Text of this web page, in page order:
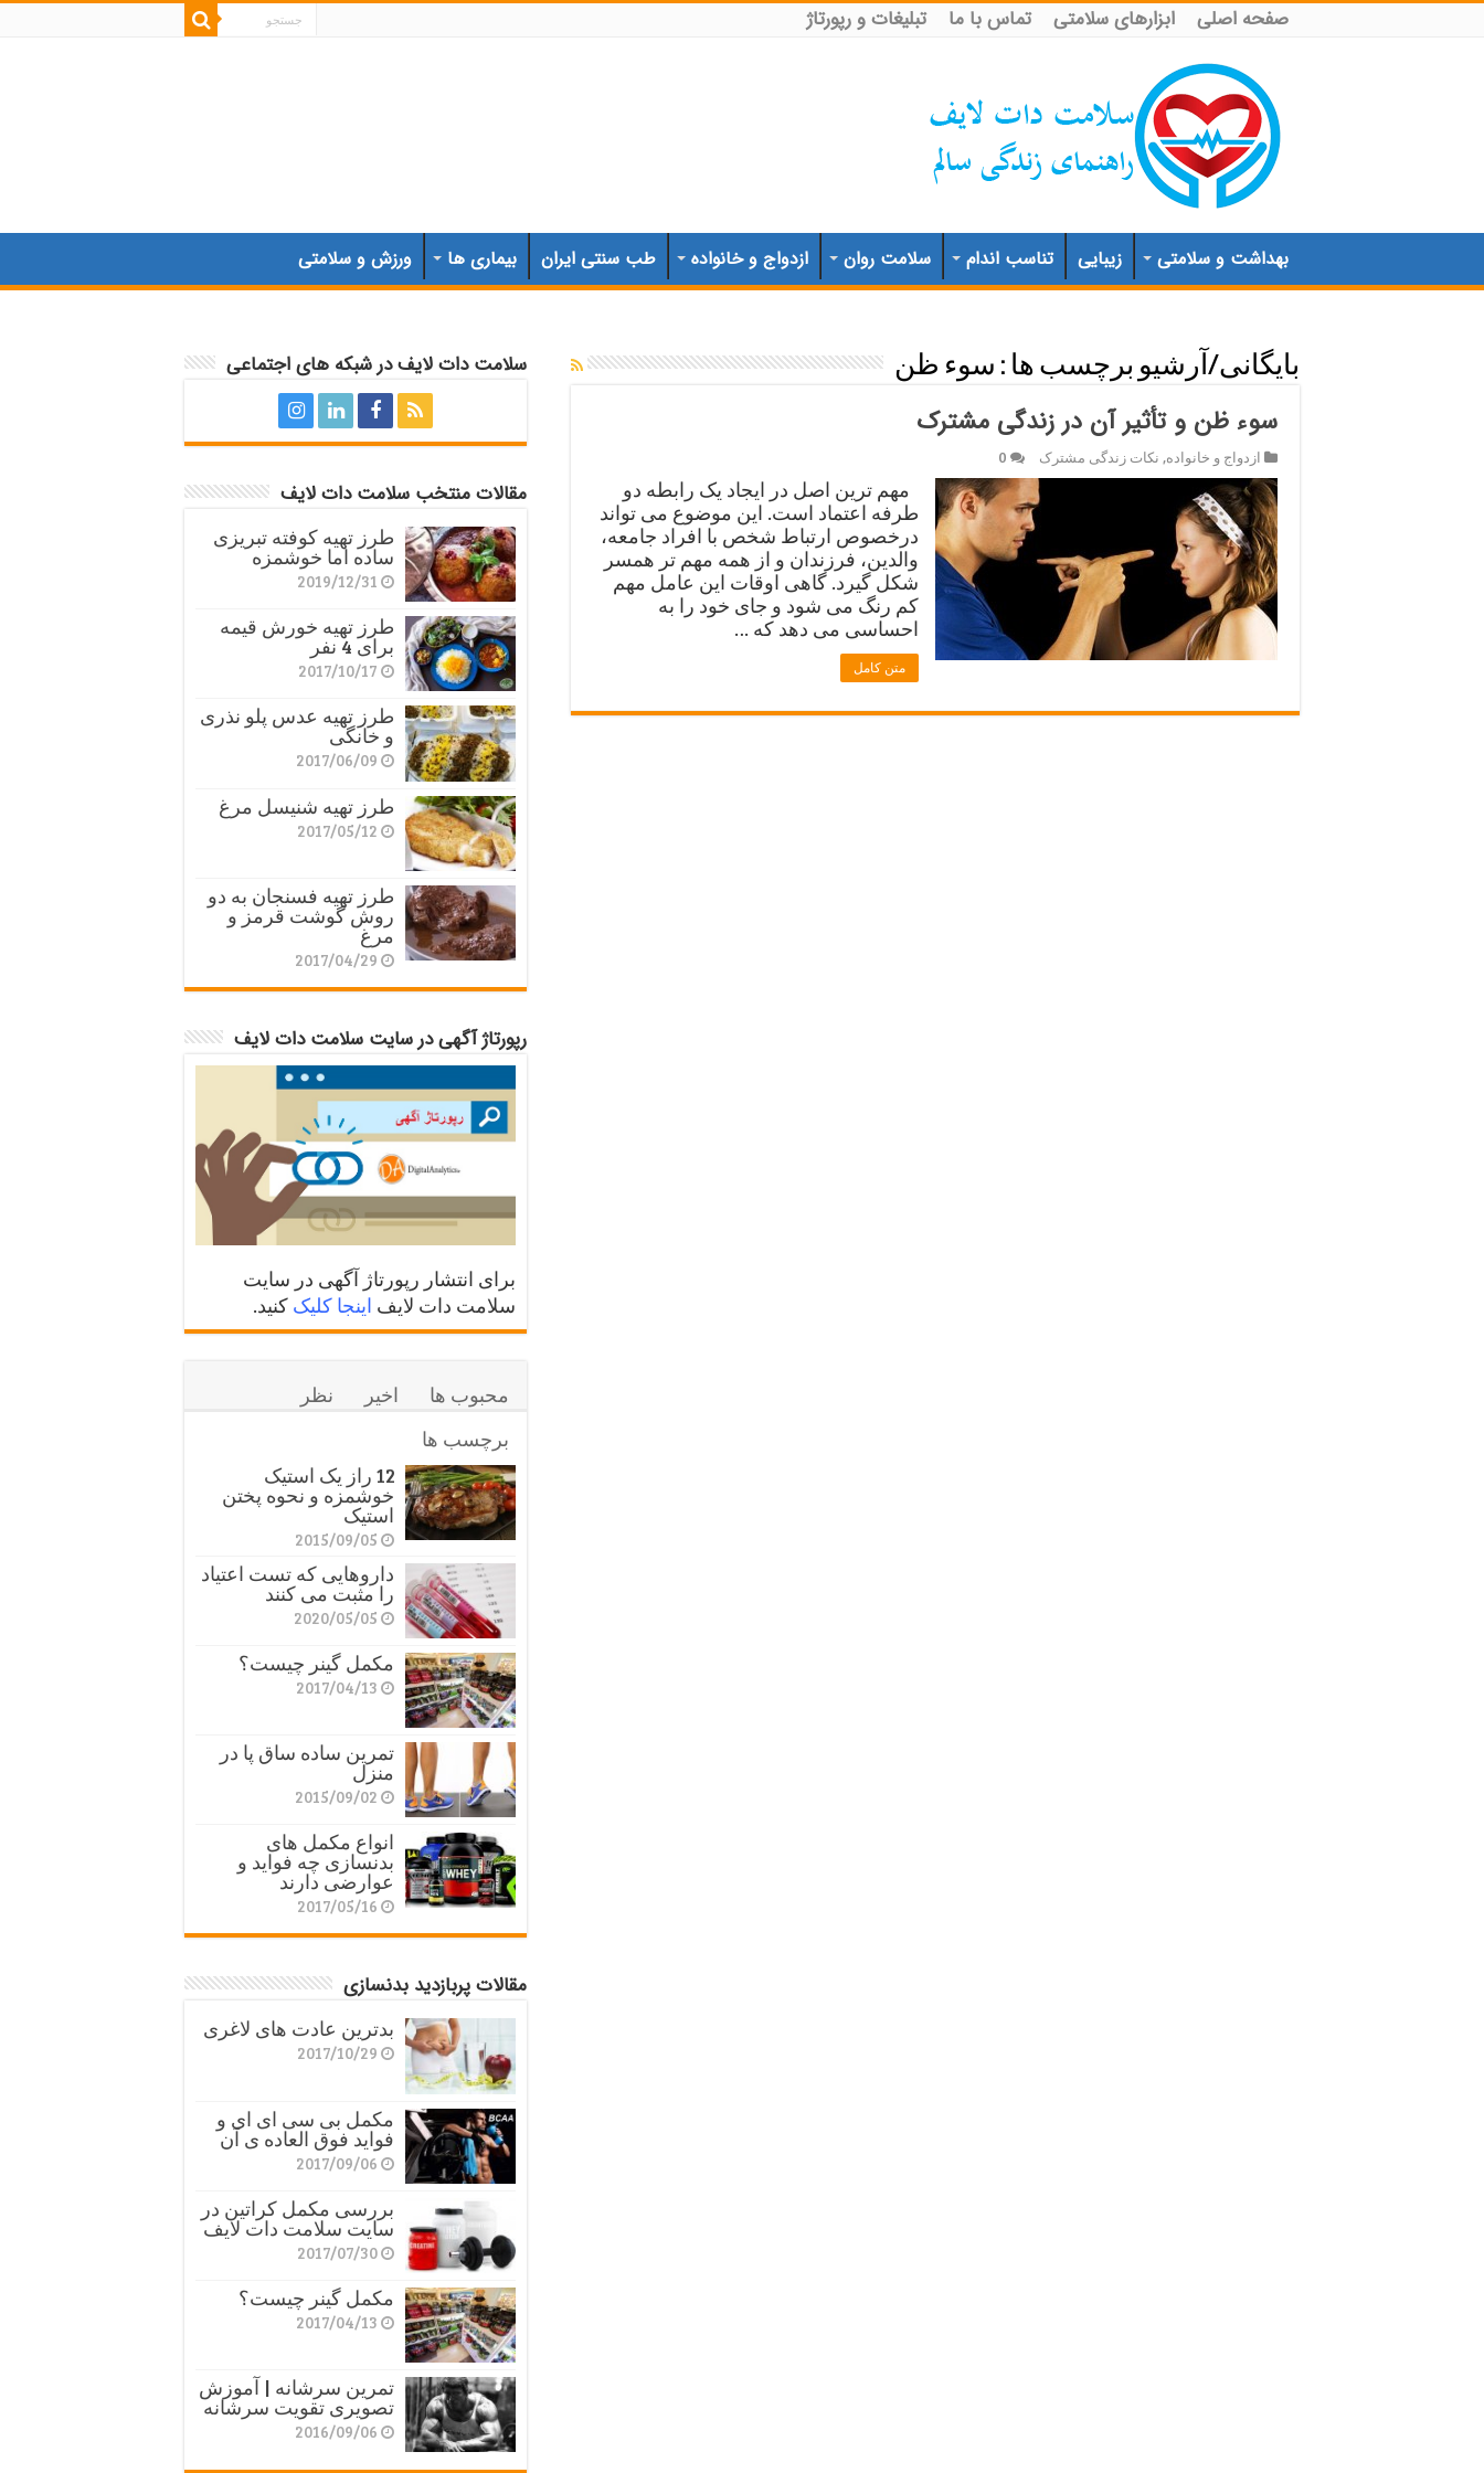
صفحه اصلی ابزارهای سلامتی تماس با ما تبلیغات و رپورتاژ
بهداشت و سلامتی زیبایی تناسب اندام سلامت روان ازدواج و خانواده طب سنتی ایران بیماری ها ورزش و سلامتی
بایگانی/آرشیو برچسب ها : سوء ظن
سوء ظن و تأثیر آن در زندگی مشترک
ازدواج و خانواده, نکات زندگی مشترک 0
مهم ترین اصل در ایجاد یک رابطه دو
طرفه اعتماد است. این موضوع می تواند
درخصوص ارتباط شخص با افراد جامعه،
والدین، فرزندان و از همه مهم تر همسر
شکل گیرد. گاهی اوقات این عامل مهم
کم رنگ می شود و جای خود را به
احساسی می دهد که …
متن کامل
سلامت دات لایف در شبکه های اجتماعی
مقالات منتخب سلامت دات لایف
طرز تهیه کوفته تبریزی
ساده اما خوشمزه
2019/12/31
طرز تهیه خورش قیمه
برای 4 نفر
2017/10/17
طرز تهیه عدس پلو نذری
و خانگی
2017/06/09
طرز تهیه شنیسل مرغ
2017/05/12
طرز تهیه فسنجان به دو
روش گوشت قرمز و
مرغ
2017/04/29
رپورتاژ آگهی در سایت سلامت دات لایف
برای انتشار رپورتاژ آگهی در سایت
سلامت دات لایف اینجا کلیک کنید.
محبوب ها اخیر
نظر
برچسب ها
12 راز یک استیک
خوشمزه و نحوه پختن
استیک
2015/09/05
داروهایی که تست اعتیاد
را مثبت می کنند
2020/05/05
مکمل گینر چیست؟
2017/04/13
تمرین ساده ساق پا در
منزل
2015/09/02
انواع مکمل های
بدنسازی چه فواید و
عوارضی دارند
2017/05/16
مقالات پربازدید بدنسازی
بدترین عادت های لاغری
2017/10/29
مکمل بی سی ای ای و
فواید فوق العاده ی آن
2017/09/06
بررسی مکمل کراتین در
سایت سلامت دات لایف
2017/07/30
مکمل گینر چیست؟
2017/04/13
تمرین سرشانه | آموزش
تصویری تقویت سرشانه
2016/09/06